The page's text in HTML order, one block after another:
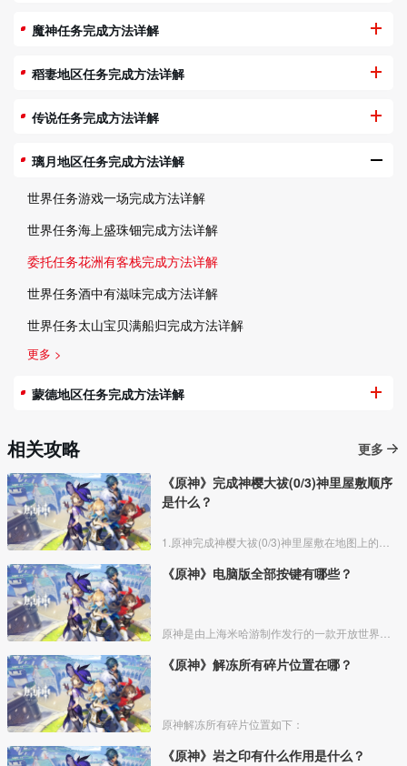
魔神任务完成方法详解
稻妻地区任务完成方法详解
传说任务完成方法详解
璃月地区任务完成方法详解
世界任务游戏一场完成方法详解
世界任务海上盛珠钿完成方法详解
委托任务花洲有客栈完成方法详解
世界任务酒中有滋味完成方法详解
世界任务太山宝贝满船归完成方法详解
更多 >
蒙德地区任务完成方法详解
相关攻略
更多
《原神》完成神樱大祓(0/3)神里屋敷顺序
是什么？
《原神》电脑版全部按键有哪些？
《原神》解冻所有碎片位置在哪？
原神解冻所有碎片位置如下：
《原神》岩之印有什么作用是什么？